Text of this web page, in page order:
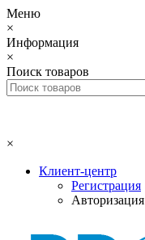
Меню
×
Информация
×
Поиск товаров
×
Клиент-центр
Регистрация
Авторизация